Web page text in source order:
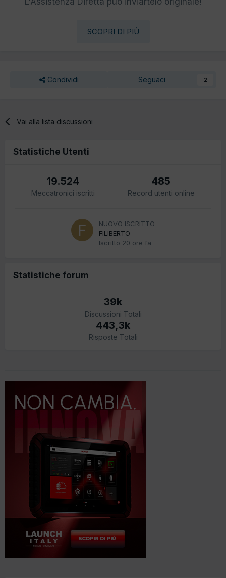
SCOPRI DI PIÙ
Condividi Seguaci 2
Vai alla lista discussioni
Statistiche Utenti
19.524
Meccatronici iscritti
485
Record utenti online
NUOVO ISCRITTO
FILIBERTO
Iscritto 20 ore fa
Statistiche forum
39k
Discussioni Totali
443,3k
Risposte Totali